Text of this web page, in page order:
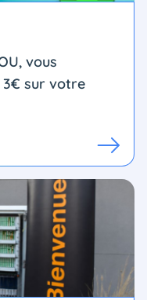
vous
3€ sur votre